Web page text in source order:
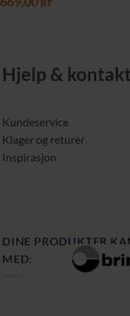
Hjelp & kontakt
Kundeservice
Klager og returer
Inspirasjon
DINE PRODUKTER
MED: